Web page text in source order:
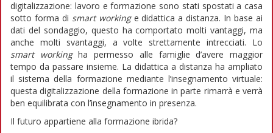
digitalizzazione: lavoro e formazione sono stati spostati a casa
sotto forma di smart workinge didattica a distanza. In base ai
dati del sondaggio, questo ha comportato molti vantaggi, ma
anche molti svantaggi, a volte strettamente intrecciati. Lo
smart workingha permesso alle famiglie d’avere maggior
tempo da passare insieme. La didattica a distanza ha ampliato
il sistema della formazione mediante l’insegnamento virtuale:
questa digitalizzazione della formazione in parte rimarrà e verrà
ben equilibrata con l’insegnamento in presenza.
Il futuro appartiene alla formazione ibrida?